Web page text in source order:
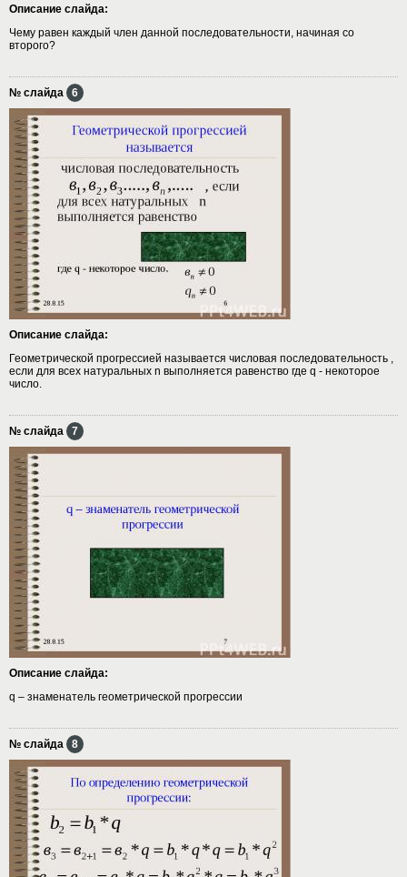
Описание слайда:
Чему равен каждый член данной последовательности, начиная со
второго?
№ слайда 6
Описание слайда:
Геометрической прогрессией называется числовая последовательность ,
если для всех натуральных n выполняется равенство где q - некоторое
число.
№ слайда 7
Описание слайда:
q – знаменатель геометрической прогрессии
№ слайда 8